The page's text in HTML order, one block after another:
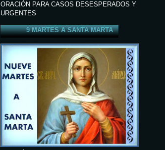
ORACIÓN PARA CASOS DESESPERADOS Y
URGENTES
9 MARTES A SANTA MARTA